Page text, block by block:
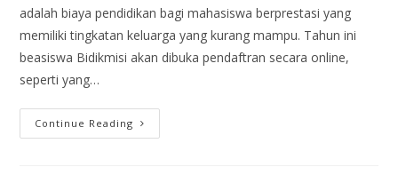
adalah biaya pendidikan bagi mahasiswa berprestasi yang
memiliki tingkatan keluarga yang kurang mampu. Tahun ini
beasiswa Bidikmisi akan dibuka pendaftran secara online,
seperti yang…
Continue Reading